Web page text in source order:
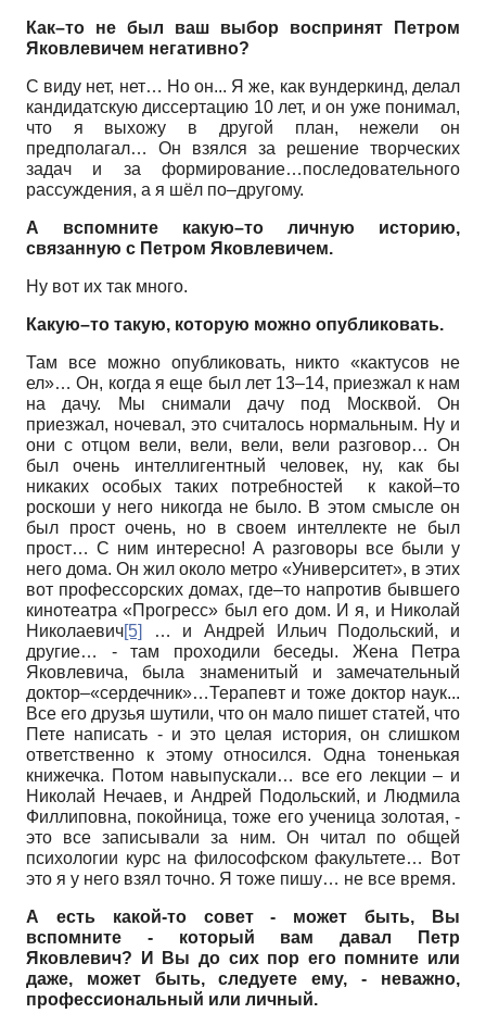
Как–то не был ваш выбор воспринят Петром
Яковлевичем негативно?
С виду нет, нет… Но он... Я же, как вундеркинд, делал
кандидатскую диссертацию 10 лет, и он уже понимал,
что я выхожу в другой план, нежели он
предполагал… Он взялся за решение творческих
задач и за формирование…последовательного
рассуждения, а я шёл по–другому.
А вспомните какую–то личную историю,
связанную с Петром Яковлевичем.
Ну вот их так много.
Какую–то такую, которую можно опубликовать.
Там все можно опубликовать, никто «кактусов не
ел»… Он, когда я еще был лет 13–14, приезжал к нам
на дачу. Мы снимали дачу под Москвой. Он
приезжал, ночевал, это считалось нормальным. Ну и
они с отцом вели, вели, вели, вели разговор… Он
был очень интеллигентный человек, ну, как бы
никаких особых таких потребностей к какой–то
роскоши у него никогда не было. В этом смысле он
был прост очень, но в своем интеллекте не был
прост… С ним интересно! А разговоры все были у
него дома. Он жил около метро «Университет», в этих
вот профессорских домах, где–то напротив бывшего
кинотеатра «Прогресс» был его дом. И я, и Николай
Николаевич[5]
… и Андрей Ильич Подольский, и
другие… - там проходили беседы. Жена Петра
Яковлевича, была знаменитый и замечательный
доктор–«сердечник»…Терапевт и тоже доктор наук...
Все его друзья шутили, что он мало пишет статей, что
Пете написать - и это целая история, он слишком
ответственно к этому относился. Одна тоненькая
книжечка. Потом навыпускали… все его лекции – и
Николай Нечаев, и Андрей Подольский, и Людмила
Филлиповна, покойница, тоже его ученица золотая, -
это все записывали за ним. Он читал по общей
психологии курс на философском факультете… Вот
это я у него взял точно. Я тоже пишу… не все время.
А есть какой-то совет - может быть, Вы
вспомните - который вам давал Петр
Яковлевич? И Вы до сих пор его помните или
даже, может быть, следуете ему, - неважно,
профессиональный или личный.